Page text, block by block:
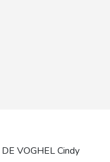
VOGHEL Cindy